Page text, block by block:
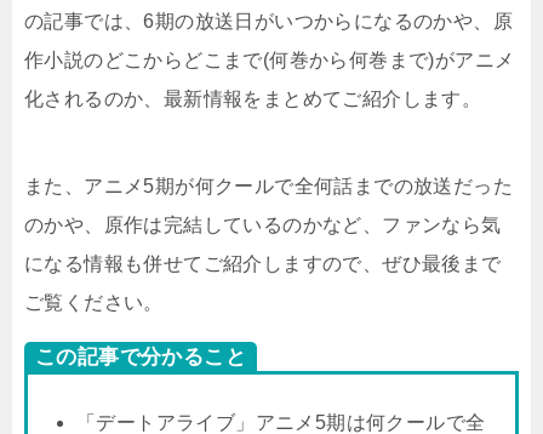
の記事では、6期の放送日がいつからになるのかや、原
作小説のどこからどこまで(何巻から何巻まで)がアニメ
化されるのか、最新情報をまとめてご紹介します。
また、アニメ5期が何クールで全何話までの放送だった
のかや、原作は完結しているのかなど、ファンなら気
になる情報も併せてご紹介しますので、ぜひ最後まで
ご覧ください。
この記事で分かること
「デートアライブ」アニメ5期は何クールで全